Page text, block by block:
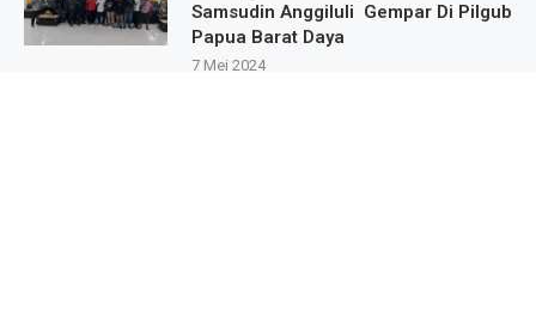
Samsudin Anggiluli Gempar Di Pilgub
Papua Barat Daya
7 Mei 2024